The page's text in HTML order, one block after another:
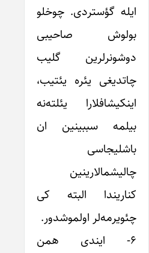
ایله گؤستردی. چوخلو
بولوش صاحیبی
دوشونرلرین گلیب
چاتدیغی یئره یئتیب،
اینکیشافلارا یئلته‌نه‌
بیلمه سببینین ان
باشلیجاسی
چالیشمالارینین
کناریندا البته کی
چئویرمه‌لر اولموشدور.
۶- ایندی همن